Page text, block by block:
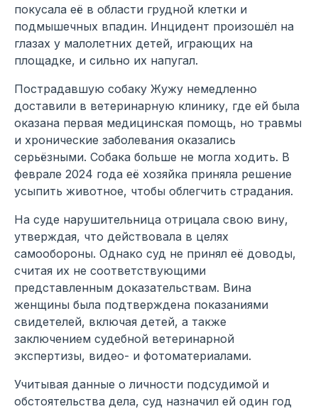
покусала её в области грудной клетки и
подмышечных впадин. Инцидент произошёл на
глазах у малолетних детей, играющих на
площадке, и сильно их напугал.
Пострадавшую собаку Жужу немедленно
доставили в ветеринарную клинику, где ей была
оказана первая медицинская помощь, но травмы
и хронические заболевания оказались
серьёзными. Собака больше не могла ходить. В
феврале 2024 года её хозяйка приняла решение
усыпить животное, чтобы облегчить страдания.
На суде нарушительница отрицала свою вину,
утверждая, что действовала в целях
самообороны. Однако суд не принял её доводы,
считая их не соответствующими
представленным доказательствам. Вина
женщины была подтверждена показаниями
свидетелей, включая детей, а также
заключением судебной ветеринарной
экспертизы, видео- и фотоматериалами.
Учитывая данные о личности подсудимой и
обстоятельства дела, суд назначил ей один год